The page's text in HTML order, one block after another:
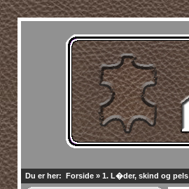
Du er her: Forside » 1. L�der, skind og pels